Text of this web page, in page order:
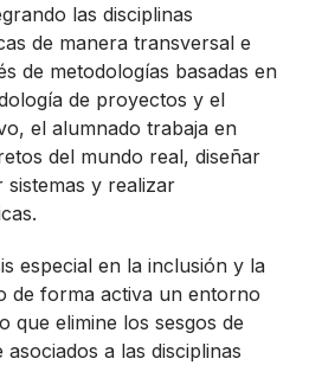
las disciplinas
de manera transversal e
de metodologías basadas en
de proyectos y el
el alumnado trabaja en
del mundo real, diseñar
y realizar
especial en la inclusión y la
de forma activa un entorno
que elimine los sesgos de
a las disciplinas